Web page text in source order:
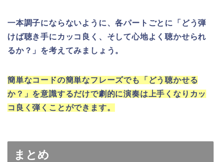
一本調子にならないように、各パートごとに「どう弾
けば聴き手にカッコ良く、そして心地よく聴かせられ
るか？」を考えてみましょう。
簡単なコードの簡単なフレーズでも「どう聴かせる
か？」を意識するだけで劇的に演奏は上手くなりカッ
コ良く弾くことができます。
まとめ